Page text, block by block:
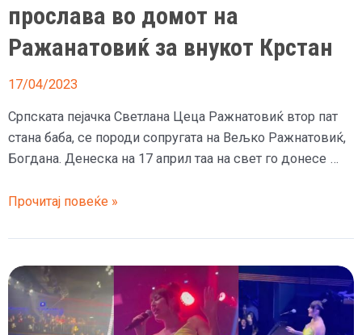
Ражнатовиќ
прослава во домот на
Ражанатовиќ за внукот Крстан
17/04/2023
Српската пејачка Светлана Цеца Ражнатовиќ втор пат
стана баба, се породи сопругата на Вељко Ражнатовиќ,
Богдана. Денеска на 17 април таа на свет го донесе …
Цеца
пат
стана
баба,
прослава
во
Прочитај повеќе »